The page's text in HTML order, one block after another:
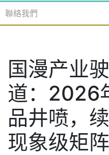
聯絡我們
国漫产业
道：2026
品井喷，
现象级矩阵